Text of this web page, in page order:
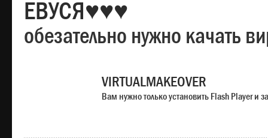
ЕВУСЯ♥♥♥
обезательно нужно качать
VIRTUALMAKEOVER
Вам нужно только установить Flash Player и